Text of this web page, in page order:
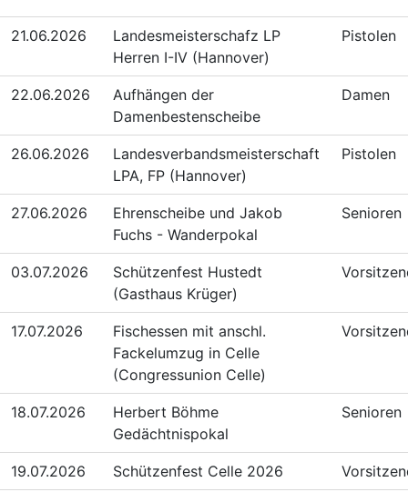
21.06.2026
Landesmeisterschafz LP
Herren I-IV (Hannover)
Pistolen
22.06.2026
Aufhängen der
Damenbestenscheibe
Damen
26.06.2026
Landesverbandsmeisterschaft
LPA, FP (Hannover)
Pistolen
27.06.2026
Ehrenscheibe und Jakob
Fuchs - Wanderpokal
Senioren
03.07.2026
Schützenfest Hustedt
(Gasthaus Krüger)
17.07.2026
Fischessen mit anschl.
Fackelumzug in Celle
(Congressunion Celle)
18.07.2026
Herbert Böhme
Gedächtnispokal
Senioren
19.07.2026 Schützenfest Celle 2026